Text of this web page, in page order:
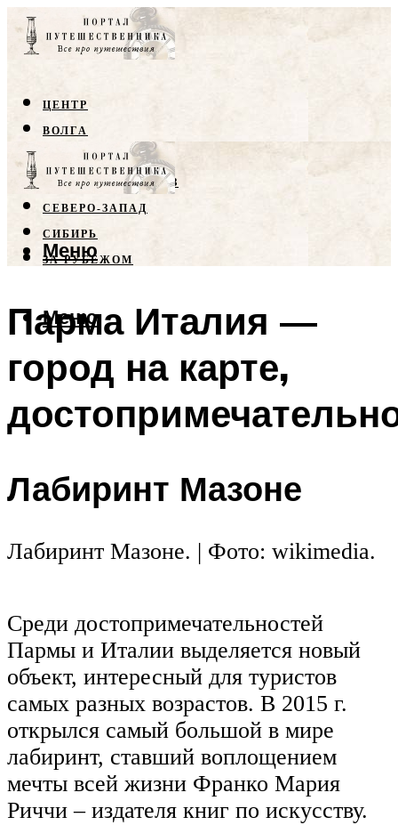
ЦЕНТР
ВОЛГА
КРЫМ
СЕВЕРНЫЙ КАВКАЗ
СЕВЕРО-ЗАПАД
СИБИРЬ
ЗА РУБЕЖОМ
Меню
Меню
Парма Италия —
город на карте,
Лабиринт Мазоне
Лабиринт Мазоне. | Фото: wikimedia.
Среди достопримечательностей
Пармы и Италии выделяется новый
объект, интересный для туристов
самых разных возрастов. В 2015 г.
открылся самый большой в мире
лабиринт, ставший воплощением
мечты всей жизни Франко Мария
Риччи – издателя книг по искусству.